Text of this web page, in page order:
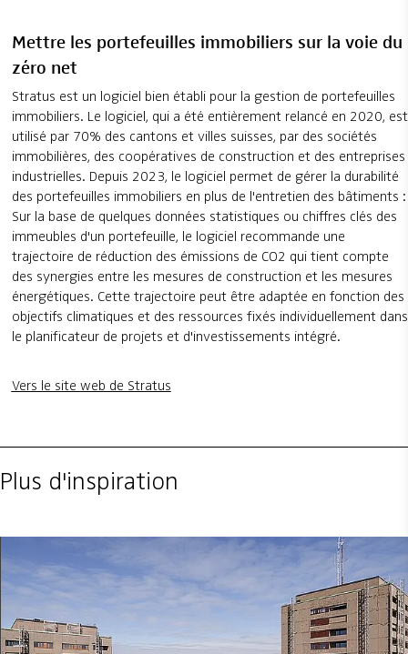
Mettre les portefeuilles immobiliers sur la voie du
zéro net
Stratus est un logiciel bien établi pour la gestion de portefeuilles
immobiliers. Le logiciel, qui a été entièrement relancé en 2020, est
utilisé par 70% des cantons et villes suisses, par des sociétés
immobilières, des coopératives de construction et des entreprises
industrielles. Depuis 2023, le logiciel permet de gérer la durabilité
des portefeuilles immobiliers en plus de l'entretien des bâtiments :
Sur la base de quelques données statistiques ou chiffres clés des
immeubles d'un portefeuille, le logiciel recommande une
trajectoire de réduction des émissions de CO2 qui tient compte
des synergies entre les mesures de construction et les mesures
énergétiques. Cette trajectoire peut être adaptée en fonction des
objectifs climatiques et des ressources fixés individuellement dans
le planificateur de projets et d'investissements intégré.
Vers le site web de Stratus
Plus d'inspiration